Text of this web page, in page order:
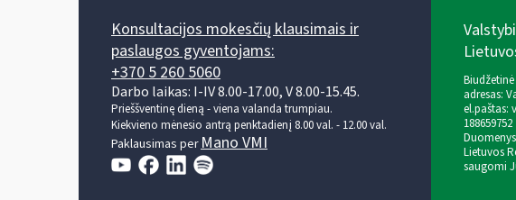
Konsultacijos mokesčių klausimais ir
paslaugos gyventojams:
+370 5 260 5060
Darbo laikas: I-IV 8.00-17.00, V 8.00-15.45.
Prieššventinę dieną - viena valanda trumpiau.
Kiekvieno mėnesio antrą penktadienį 8.00 val. - 12.00 val.
Paklausimas per Mano VMI
adresas:
el.paštas:
188659752
Lietuvos
saugomi